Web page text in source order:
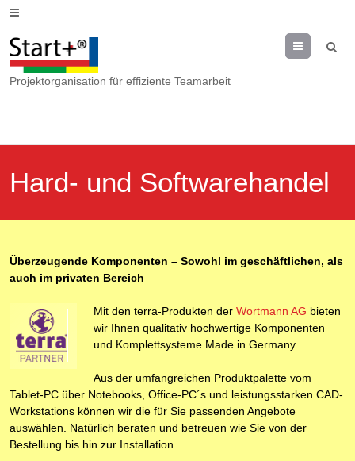
Projektorganisation für effiziente Teamarbeit
Menu
Hard- und Softwarehandel
Überzeugende Komponenten – Sowohl im geschäftlichen, als
auch im privaten Bereich
Mit den terra-Produkten derWortmann AG bieten
wir Ihnen qualitativ hochwertige Komponenten
und Komplettsysteme Made in Germany.
Aus der umfangreichen Produktpalette vom
Tablet-PC über Notebooks, Office-PC´s und leistungsstarken CAD-
Workstations können wir die für Sie passenden Angebote
auswählen. Natürlich beraten und betreuen wie Sie von der
Bestellung bis hin zur Installation.